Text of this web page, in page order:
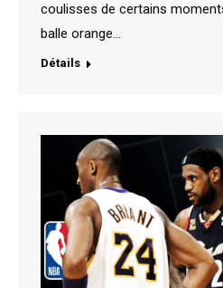
coulisses de certains
balle orange…
Détails